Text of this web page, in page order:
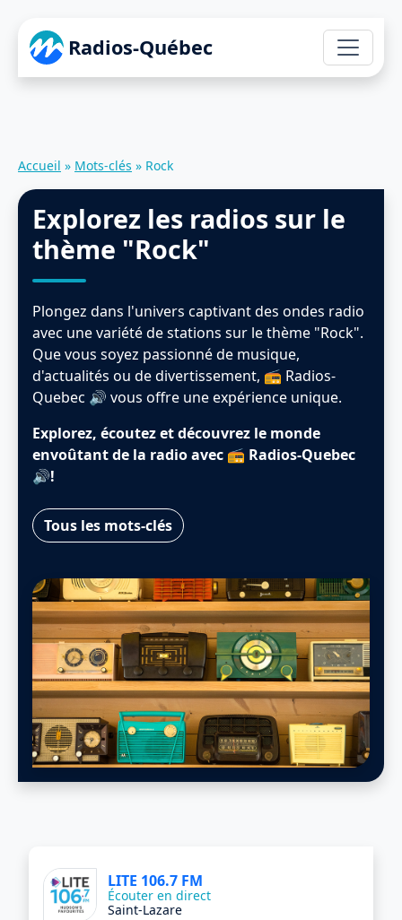
Radios-Québec
Accueil » Mots-clés » Rock
Explorez les radios sur le
thème "Rock"
Plongez dans l'univers captivant des ondes radio
avec une variété de stations sur le thème "Rock".
Que vous soyez passionné de musique,
d'actualités ou de divertissement, 📻 Radios-
Quebec 🔊 vous offre une expérience unique.
Explorez, écoutez et découvrez le monde
envoûtant de la radio avec 📻 Radios-Quebec
🔊!
Tous les mots-clés
LITE 106.7 FM
Écouter en direct
Saint-Lazare